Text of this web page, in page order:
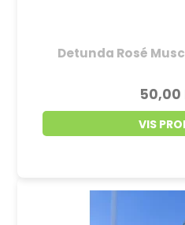
Detunda Rosé
50,00
VIS